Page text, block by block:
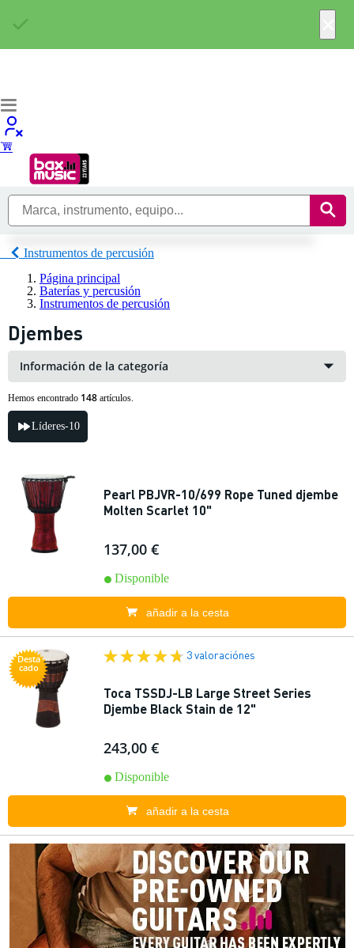
Instrumentos de percusión
Página principal
Baterías y percusión
Instrumentos de percusión
Djembes
Información de la categoría
Hemos encontrado 148 artículos.
Líderes-10
Pearl PBJVR-10/699 Rope Tuned djembe
Molten Scarlet 10"
137,00 €
Disponible
añadir a la cesta
Desta
cado
3 valoraciónes
Toca TSSDJ-LB Large Street Series
Djembe Black Stain de 12"
243,00 €
Disponible
añadir a la cesta